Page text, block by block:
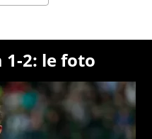
1-2: le foto